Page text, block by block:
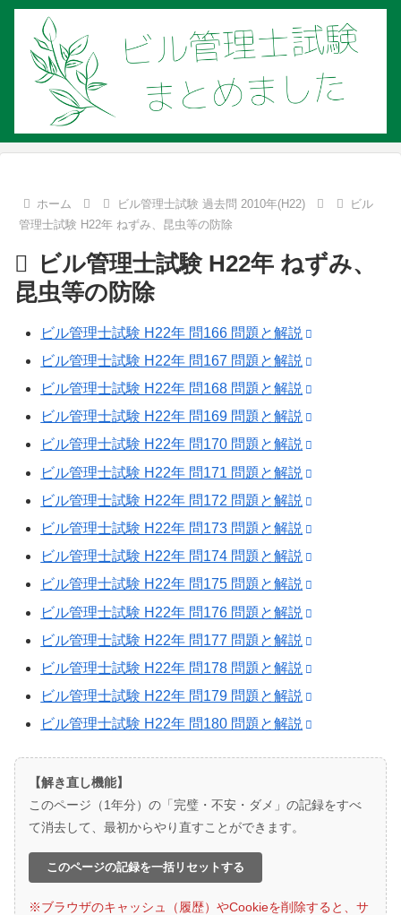
ホーム ビル管理士試験 過去問 2010年(H22)
ビル
管理士試験 H22年 ねずみ、昆虫等の防除
ビル管理士試験 H22年 ねずみ、
昆虫等の防除
ビル管理士試験 H22年 問166 問題と解説
ビル管理士試験 H22年 問167 問題と解説
ビル管理士試験 H22年 問168 問題と解説
ビル管理士試験 H22年 問169 問題と解説
ビル管理士試験 H22年 問170 問題と解説
ビル管理士試験 H22年 問171 問題と解説
ビル管理士試験 H22年 問172 問題と解説
ビル管理士試験 H22年 問173 問題と解説
ビル管理士試験 H22年 問174 問題と解説
ビル管理士試験 H22年 問175 問題と解説
ビル管理士試験 H22年 問176 問題と解説
ビル管理士試験 H22年 問177 問題と解説
ビル管理士試験 H22年 問178 問題と解説
ビル管理士試験 H22年 問179 問題と解説
ビル管理士試験 H22年 問180 問題と解説
【解き直し機能】
このページ（1年分）の「完璧・不安・ダメ」の記録をすべ
て消去して、最初からやり直すことができます。
このページの記録を一括リセットする
※ブラウザのキャッシュ（履歴）やCookieを削除すると、サ